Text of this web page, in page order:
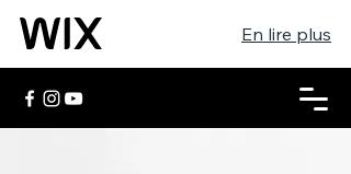
En lire plus